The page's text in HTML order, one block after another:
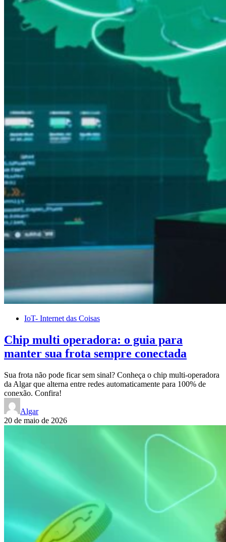
IoT- Internet das Coisas
Chip multi operadora: o guia para
manter sua frota sempre conectada
Sua frota não pode ficar sem sinal? Conheça o chip multi-operadora
da Algar que alterna entre redes automaticamente para 100% de
conexão. Confira!
Algar
20 de maio de 2026